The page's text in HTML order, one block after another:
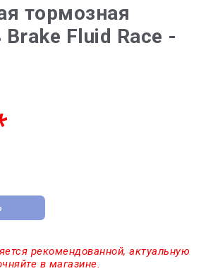
тормозная
Fluid Race -
рекомендованной, актуальную
в магазине.